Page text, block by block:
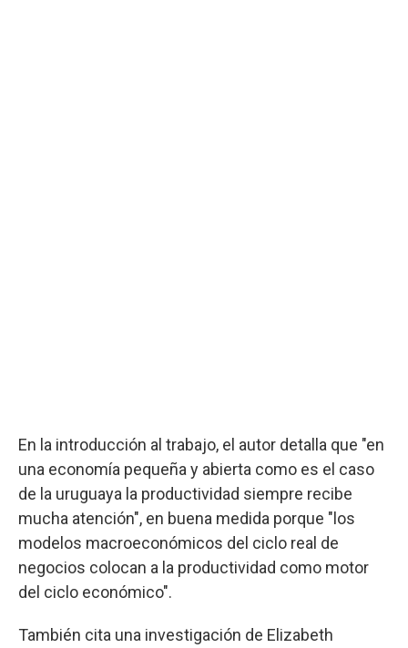
En la introducción al trabajo, el autor detalla que "en
una economía pequeña y abierta como es el caso
de la uruguaya la productividad siempre recibe
mucha atención", en buena medida porque "los
modelos macroeconómicos del ciclo real de
negocios colocan a la productividad como motor
del ciclo económico".
También cita una investigación de Elizabeth